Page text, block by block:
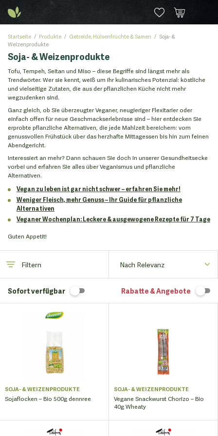
Startseite Produkte Getreide, Hülsenfrüchte & Samen
Soja- &
Weizenprodukte
Soja- & Weizenprodukte
Tofu, Tempeh, Seitan und Miso – diese Begriffe sind längst mehr als
Trendwörter. Wer sie kennt, weiß um ihr kulinarisches Potenzial: köstliche
und vielseitige Zutaten, die aus der pflanzlichen Küche nicht mehr
wegzudenken sind.
Ganz gleich, ob Sie überzeugter Veganer, neugieriger Flexitarier oder
einfach offen für neue Geschmackserlebnisse sind – hier entdecken Sie
erprobte pflanzliche Alternativen, die jede Mahlzeit bereichern: vom
genussvollen Frühstück über das herzhafte Mittagessen bis hin zum feinen
Abendgericht.
Interessiert an mehr? Dann schauen Sie doch in unserer Gesundheitsecke
vorbei und erfahren Sie alles über Veganismus und pflanzliche
Alternativen.
Vegan zu leben ist gar nicht schwer – erfahren Sie mehr!
Weniger Fleisch, mehr Genuss – Ihr Guide für pflanzliche
Alternativen
Veganer Wochenplan: Leckere & ausgewogene Rezepte für 7 Tage
Guten Appetit!
Filtern
Sofort verfügbar Rabatte & Angebote
SOJA- & WEIZENPRODUKTE
Sojaflocken – Bio 500g dennree
SOJA- & WEIZENPRODUKTE
Vegane Snackwurst Chorizo ​​– Bio
40g Wheaty